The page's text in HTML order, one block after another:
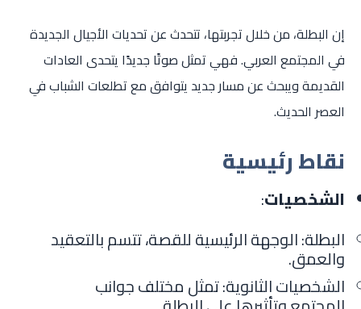
إن البطلة، من خلال تجربتها، تتحدث عن تحديات الأجيال الجديدة
في المجتمع العربي. فهي تمثل صوتًا جديدًا يتحدى العادات
القديمة ويبحث عن مسار جديد يتوافق مع تطلعات الشباب في
العصر الحديث.
نقاط رئيسية
الشخصيات:
البطلة: الوجهة الرئيسية للقصة، تتسم بالتعقيد
والعمق.
الشخصيات الثانوية: تمثل مختلف جوانب